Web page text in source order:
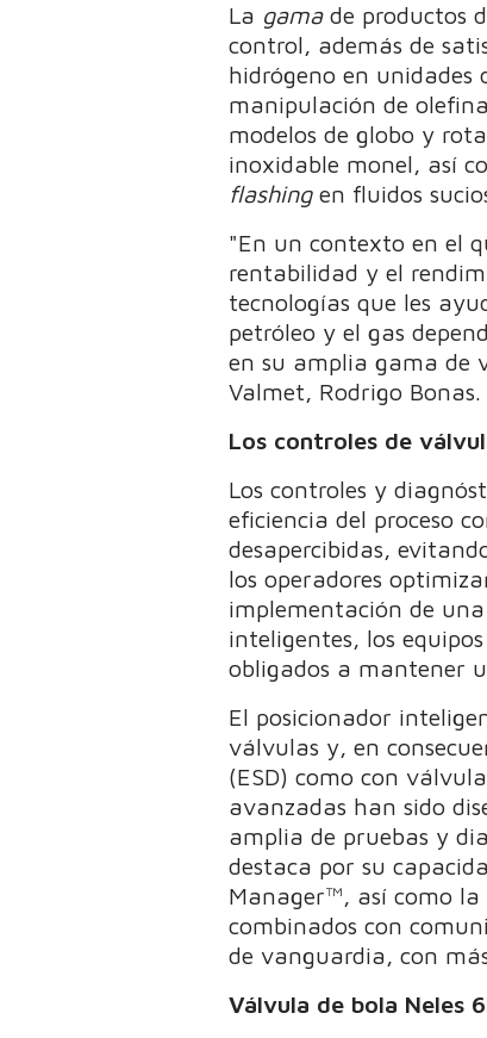
La gamade productos
control, además de
hidrógeno en unidades
manipulación de
modelos de globo y
inoxidable monel, así
flashingen fluidos
"En un contexto en el
rentabilidad y el
tecnologías que les
petróleo y el gas
en su amplia gama de
Valmet, Rodrigo Bonas.
Los controles de
Los controles y
eficiencia del proceso
desapercibidas,
los operadores
implementación de
inteligentes, los
obligados a mantener
El posicionador
válvulas y, en
(ESD) como con
avanzadas han sido
amplia de pruebas y
destaca por su
Manager™, así como la
combinados con
de vanguardia, con
Válvula de bola Neles